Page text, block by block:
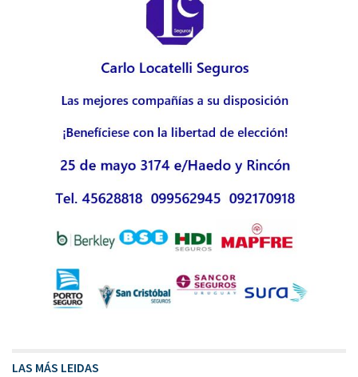
LAS MÁS LEIDAS